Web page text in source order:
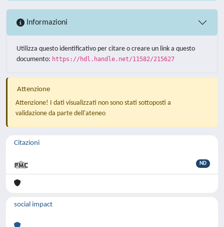
Informazioni
Utilizza questo identificativo per citare o creare un link a questo
documento: https://hdl.handle.net/11582/215627
Attenzione
Attenzione! I dati visualizzati non sono stati sottoposti a
validazione da parte dell'ateneo
Citazioni
ND
social impact